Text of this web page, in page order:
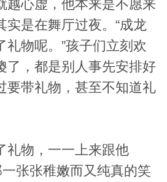
越心虚，他本来是不愿来
实是在舞厅过夜。“成龙
礼物呢。”孩子们立刻欢
了，都是别人事先安排好
要带礼物，甚至不知道礼
礼物，一一上来跟他
一张张稚嫩而又纯真的笑